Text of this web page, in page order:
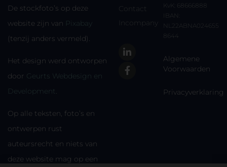
De stockfoto’s op deze
website zijn van Pixabay
(tenzij anders vermeld).
Het design werd ontworpen
door Geurts Webdesign en
Development .
Op alle teksten, foto’s en
ontwerpen rust
auteursrecht en niets van
deze website mag op een
Contact
Incompany
KvK: 68666888
IBAN:
NL22ABNA024655
8644
Algemene
Voorwaarden
Privacyverklaring